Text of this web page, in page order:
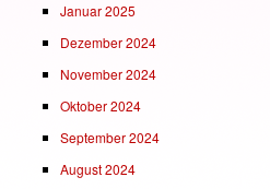
Januar 2025
Dezember 2024
November 2024
Oktober 2024
September 2024
August 2024